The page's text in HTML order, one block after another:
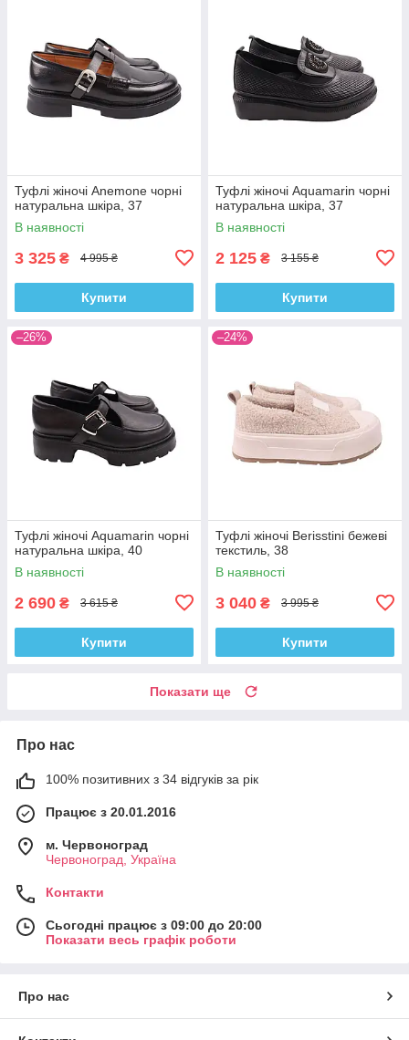
Туфлі жіночі Anemone чорні
натуральна шкіра, 37
В наявності
3 325 ₴ 4 995 ₴
Купити
Туфлі жіночі Aquamarin чорні
натуральна шкіра, 37
В наявності
2 125 ₴ 3 155 ₴
Купити
–26%
Туфлі жіночі Aquamarin чорні
натуральна шкіра, 40
В наявності
2 690 ₴ 3 615 ₴
Купити
–24%
Туфлі жіночі Berisstini бежеві
текстиль, 38
В наявності
3 040 ₴ 3 995 ₴
Купити
Показати ще
Про нас
100% позитивних з 34 відгуків за рік
Працює з 20.01.2016
м. Червоноград
Червоноград, Україна
Контакти
Сьогодні працює з 09:00 до 20:00
Показати весь графік роботи
Про нас